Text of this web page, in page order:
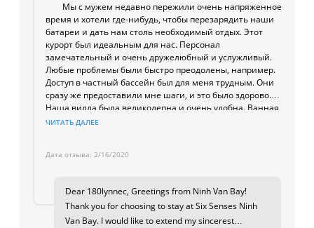
Мы с мужем недавно пережили очень напряженное
время и хотели где-нибудь, чтобы перезарядить наши
батареи и дать нам столь необходимый отдых. Этот
курорт был идеальным для нас. Персонал
замечательный и очень дружелюбный и услужливый.
Любые проблемы были быстро преодолены, например.
Доступ в частный бассейн был для меня трудным. Они
сразу же предоставили мне шаги, и это было здорово.
Наша вилла была великолепна и очень удобна. Ванная
комната такая же большая, как спальня, и внизу.
хочет. Велосипеды предоставляются, но мы ходили
очень приятным, а затем съел результаты!
Я определенно рекомендую этот курорт всем, кто хочет
спокойного отдыха в прекрасной обстановке, и тем, кто
ЧИТАТЬ ДАЛЕЕ
Дата отзыва: 2/16/2020
Dear 180lynnec, Greetings from Ninh Van Bay!
Thank you for choosing to stay at Six Senses Ninh
Van Bay. I would like to extend my sincerest